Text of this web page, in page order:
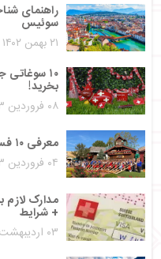
راهنمای
سوئیس
۲۱ بهمن ۱۴۰۲
۱۰
بخرید!
۰۸ فروردین ۱۴۰۳
معرفی ۱۰ فستیوال معروف سوئیس
۰۴ فروردین ۱۴۰۳
مدارک لازم
+ شرایط
۰۳ اردیبهشت ۱۴۰۳